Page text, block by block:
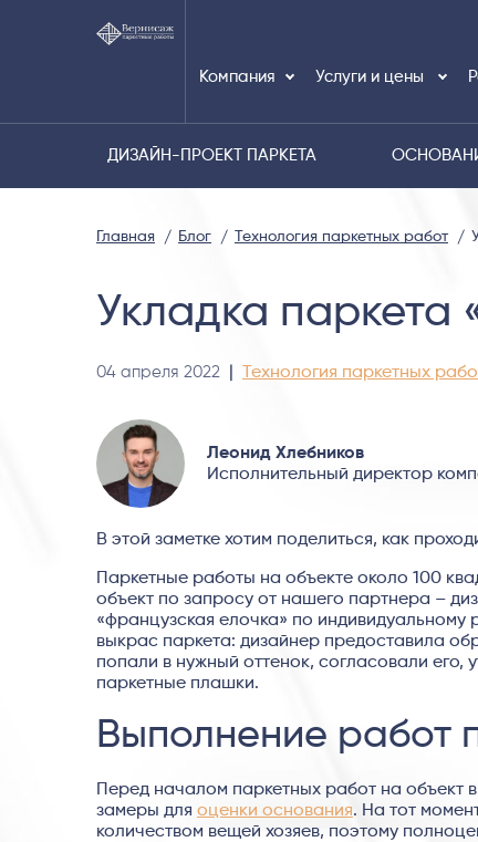
Компания Услуги и цены
ДИЗАЙН-ПРОЕКТ ПАРКЕТА
Главная Блог Технология паркетных работ
Укладка паркета
04 апреля 2022 Технология паркетных
Леонид Хлебников
Исполнительный директор
В этой заметке хотим поделиться, как
Паркетные работы на объекте около 100
объект по запросу от нашего партнера –
«французская елочка» по
выкрас паркета: дизайнер предоставила
попали в нужный оттенок, согласовали его,
паркетные плашки.
Выполнение работ
Перед началом паркетных работ на объект
замеры для оценки основания. На тот
количеством вещей хозяев, поэтому